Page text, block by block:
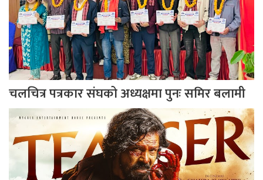
चलचित्र पत्रकार संघको अध्यक्षमा पुनः समिर बलामी